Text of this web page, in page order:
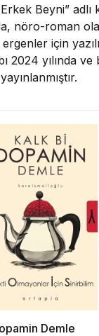
Beyni” adlı
nöro-roman
için
2024 yılında
Demle